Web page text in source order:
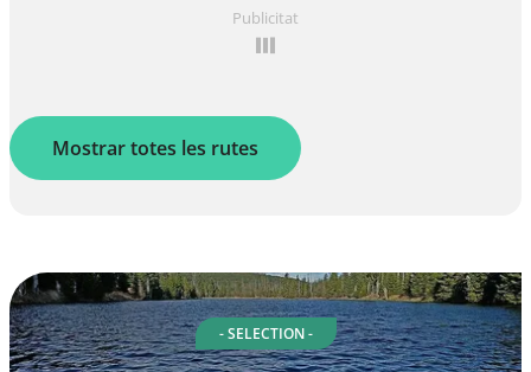
Publicitat
Mostrar totes les rutes
- SELECTION -